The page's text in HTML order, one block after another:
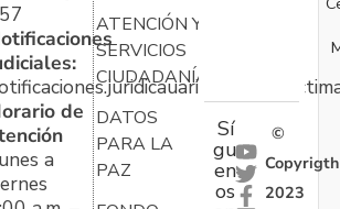
de
a
ATENCIÓN Y
SERVICIOS
CIUDADANÍA
DATOS
PARA LA
PAZ
Sí
gu
en
os
©
Copyrigth
2023